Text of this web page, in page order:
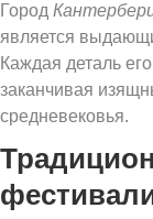
Город
является
Каждая деталь
заканчивая
средневековья.